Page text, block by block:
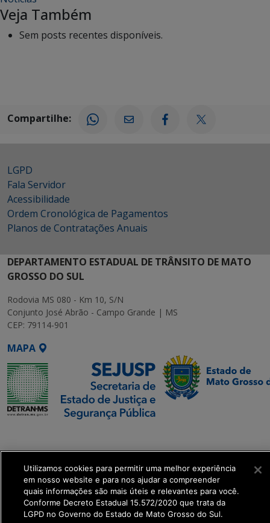
Veja Também
Sem posts recentes disponíveis.
Compartilhe:
LGPD
Fala Servidor
Acessibilidade
Ordem Cronológica de Pagamentos
Planos de Contratações Anuais
DEPARTAMENTO ESTADUAL DE TRÂNSITO DE MATO
GROSSO DO SUL
Rodovia MS 080 - Km 10, S/N
Conjunto José Abrão - Campo Grande | MS
CEP: 79114-901
MAPA
Executiva de
Transformação Digital
get_footer();
Utilizamos cookies para permitir uma melhor experiência
em nosso website e para nos ajudar a compreender
quais informações são mais úteis e relevantes para você.
Conforme Decreto Estadual 15.572/2020 que trata da
LGPD no Governo do Estado de Mato Grosso do Sul.